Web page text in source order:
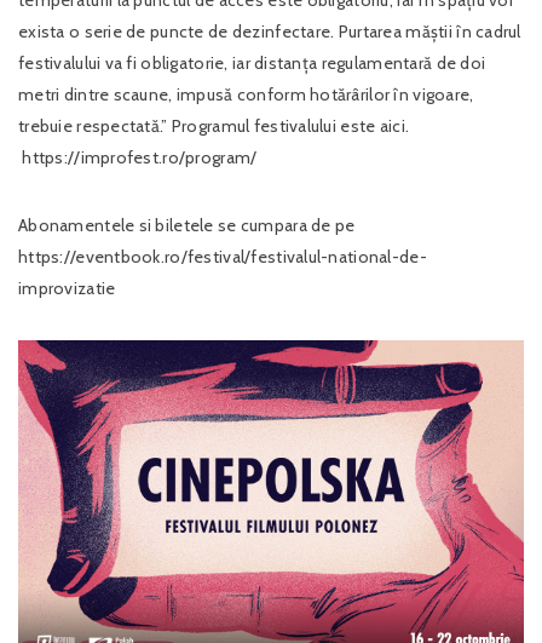
exista o serie de puncte de dezinfectare. Purtarea măștii în cadrul
festivalului va fi obligatorie, iar distanța regulamentară de doi
metri dintre scaune, impusă conform hotărârilor în vigoare,
trebuie respectată.” Programul festivalului este aici.
https://improfest.ro/program/
Abonamentele si biletele se cumpara de pe
https://eventbook.ro/festival/festivalul-national-de-
improvizatie